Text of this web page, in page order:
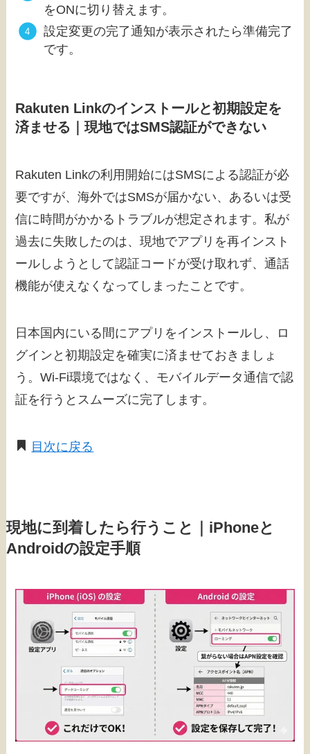
をONに切り替えます。
設定変更の完了通知が表示されたら準備完了
です。
Rakuten Linkのインストールと初期設定を
済ませる｜現地ではSMS認証ができない
Rakuten Linkの利用開始にはSMSによる認証が必
要ですが、海外ではSMSが届かない、あるいは受
信に時間がかかるトラブルが想定されます。私が
過去に失敗したのは、現地でアプリを再インスト
ールしようとして認証コードが受け取れず、通話
機能が使えなくなってしまったことです。
日本国内にいる間にアプリをインストールし、ロ
グインと初期設定を確実に済ませておきましょ
う。Wi-Fi環境ではなく、モバイルデータ通信で認
証を行うとスムーズに完了します。
目次に戻る
現地に到着したら行うこと｜iPhoneと
Androidの設定手順